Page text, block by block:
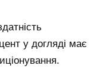
у догляді має